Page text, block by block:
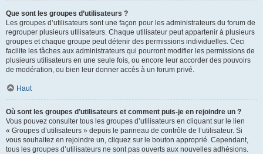
Que sont les groupes d’utilisateurs ?
Les groupes d’utilisateurs sont une façon pour les administrateurs du forum de
regrouper plusieurs utilisateurs. Chaque utilisateur peut appartenir à plusieurs
groupes et chaque groupe peut détenir des permissions individuelles. Ceci
facilite les tâches aux administrateurs qui pourront modifier les permissions de
plusieurs utilisateurs en une seule fois, ou encore leur accorder des pouvoirs
de modération, ou bien leur donner accès à un forum privé.
Haut
Où sont les groupes d’utilisateurs et comment puis-je en rejoindre un ?
Vous pouvez consulter tous les groupes d’utilisateurs en cliquant sur le lien
« Groupes d’utilisateurs » depuis le panneau de contrôle de l’utilisateur. Si
vous souhaitez en rejoindre un, cliquez sur le bouton approprié. Cependant,
tous les groupes d’utilisateurs ne sont pas ouverts aux nouvelles adhésions.